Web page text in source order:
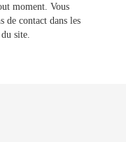
moment. Vous
de contact dans les
site.